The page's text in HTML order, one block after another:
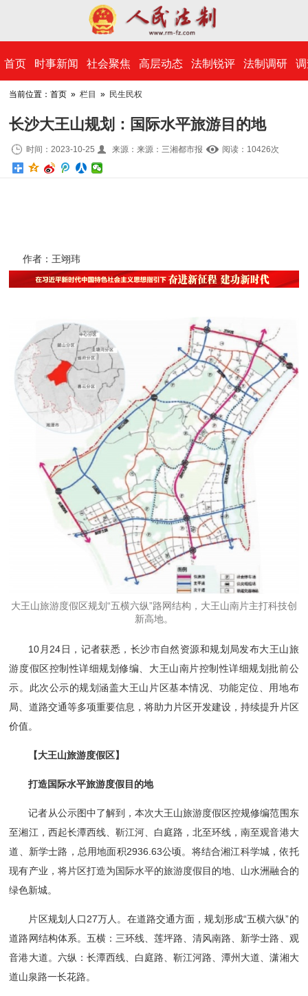
​首页 时事新闻 社会聚焦 高层动态 法制锐评 法制调研
当前位置：首页 »栏目 » 民生民权
长沙大王山规划：国际水平旅游目的地
时间：2023-10-25 来源：来源：三湘都市报 阅读：10426次
作者：王翊玮
大王山旅游度假区规划“五横六纵”路网结构，大王山南片主打科技创
新高地。
10月24日，记者获悉，长沙市自然资源和规划局发布大王山旅
游度假区控制性详细规划修编、大王山南片控制性详细规划批前公
示。此次公示的规划涵盖大王山片区基本情况、功能定位、用地布
局、道路交通等多项重要信息，将助力片区开发建设，持续提升片区
价值。
【大王山旅游度假区】
打造国际水平旅游度假目的地
记者从公示图中了解到，本次大王山旅游度假区控规修编范围东
至湘江，西起长潭西线、靳江河、白庭路，北至环线，南至观音港大
道、新学士路，总用地面积2936.63公顷。将结合湘江科学城，依托
现有产业，将片区打造为国际水平的旅游度假目的地、山水洲融合的
绿色新城。
片区规划人口27万人。在道路交通方面，规划形成“五横六纵”的
道路网结构体系。五横：三环线、莲坪路、清风南路、新学士路、观
音港大道。六纵：长潭西线、白庭路、靳江河路、潭州大道、潇湘大
道山泉路一长花路。